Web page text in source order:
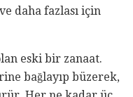
daha fazlası için
eski bir zanaat.
bağlayıp büzerek,